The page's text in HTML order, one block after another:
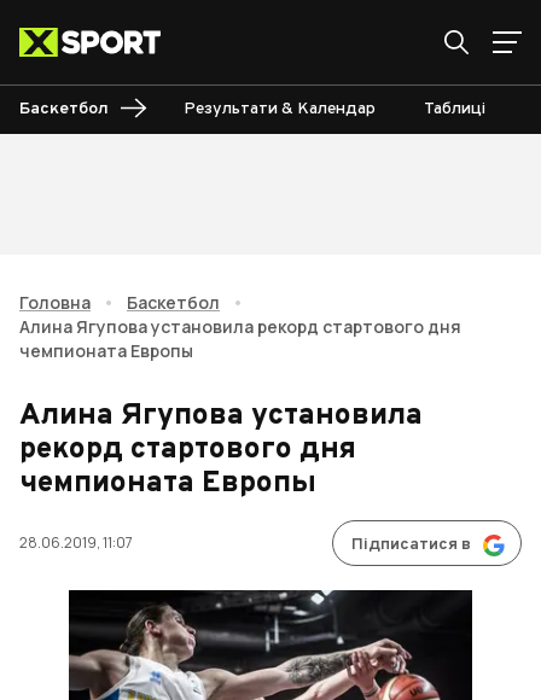
Баскетбол Результати & Календар Таблиці
Головна • Баскетбол
•
Алина Ягупова установила рекорд стартового дня
чемпионата Европы
Алина Ягупова установила
рекорд стартового дня
чемпионата Европы
28.06.2019, 11:07 Підписатися в